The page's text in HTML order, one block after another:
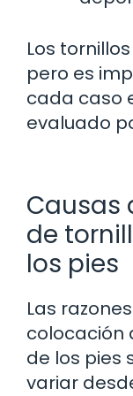
Los
pero es
cada caso
evaluado
Causas
de
los pies
Las
colocación
de los pies
variar